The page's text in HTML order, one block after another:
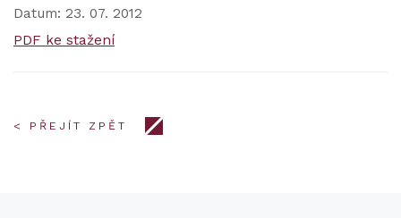
Datum: 23. 07. 2012
PDF ke stažení
< PŘEJÍT ZPĚT